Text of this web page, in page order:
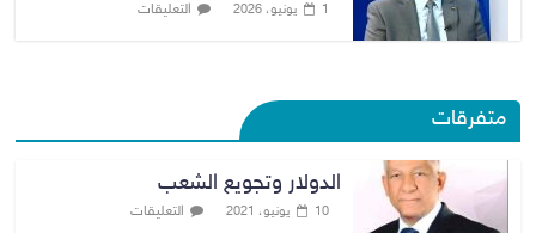
1 يونيو، 2026 التعليقات
متفرقات
الدولار وتجويع الشعب
10 يونيو، 2021 التعليقات